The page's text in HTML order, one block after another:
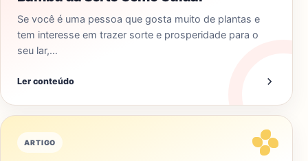
Se você é uma pessoa que gosta muito de plantas e
tem interesse em trazer sorte e prosperidade para o
seu lar,…
Ler conteúdo
ARTIGO